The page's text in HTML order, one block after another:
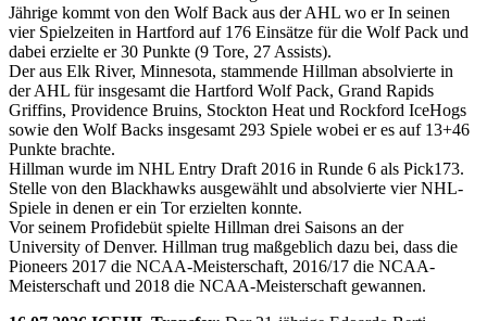
Jährige kommt von den Wolf Back aus der AHL wo er In seinen
vier Spielzeiten in Hartford auf 176 Einsätze für die Wolf Pack und
dabei erzielte er 30 Punkte (9 Tore, 27 Assists).
Der aus Elk River, Minnesota, stammende Hillman absolvierte in
der AHL für insgesamt die Hartford Wolf Pack, Grand Rapids
Griffins, Providence Bruins, Stockton Heat und Rockford IceHogs
sowie den Wolf Backs insgesamt 293 Spiele wobei er es auf 13+46
Punkte brachte.
Hillman wurde im NHL Entry Draft 2016 in Runde 6 als Pick173.
Stelle von den Blackhawks ausgewählt und absolvierte vier NHL-
Spiele in denen er ein Tor erzielten konnte.
Vor seinem Profidebüt spielte Hillman drei Saisons an der
University of Denver. Hillman trug maßgeblich dazu bei, dass die
Pioneers 2017 die NCAA-Meisterschaft, 2016/17 die NCAA-
Meisterschaft und 2018 die NCAA-Meisterschaft gewannen.